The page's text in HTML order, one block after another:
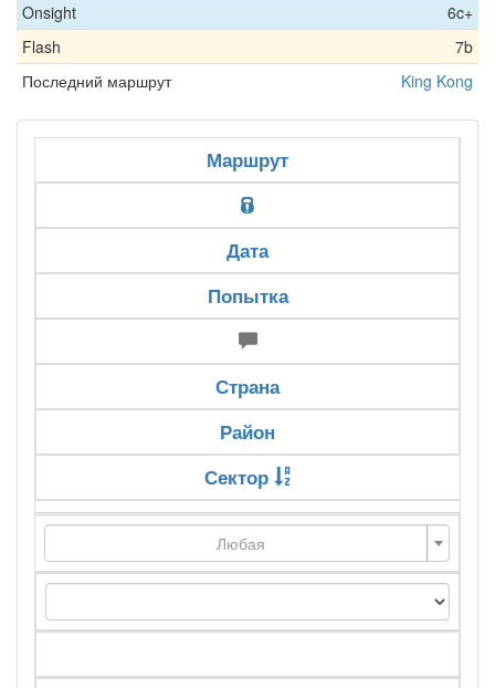
Onsight
6c+
Flash
7b
Последний маршрут
King Kong
Маршрут
Дата
Попытка
Страна
Район
Сектор
Любая